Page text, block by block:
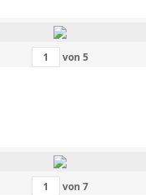
von 5
von 7